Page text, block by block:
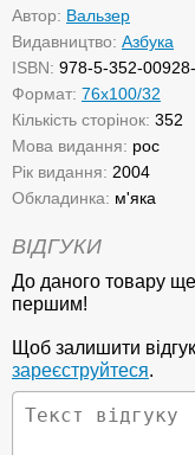
Автор: Вальзер
Видавництво: Азбука
ISBN: 978-5-352-
Формат: 76х100/32
Кількість сторінок: 352
Мова видання: рос
Рік видання: 2004
Обкладинка: м'яка
ВІДГУКИ
До даного товару
першим!
Щоб залишити
зареєструйтеся.